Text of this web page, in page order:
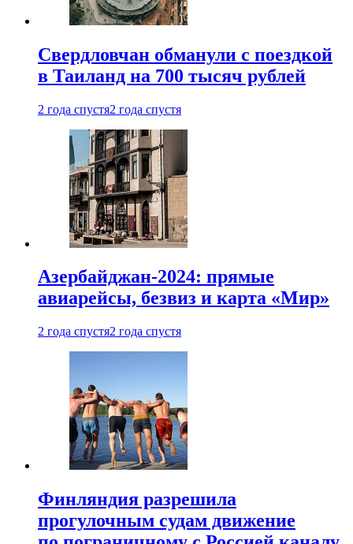
Свердловчан обманули с поездкой
в Таиланд на 700 тысяч рублей
2 года спустя2 года спустя
Азербайджан-2024: прямые
авиарейсы, безвиз и карта «Мир»
2 года спустя2 года спустя
Финляндия разрешила
прогулочным судам движение